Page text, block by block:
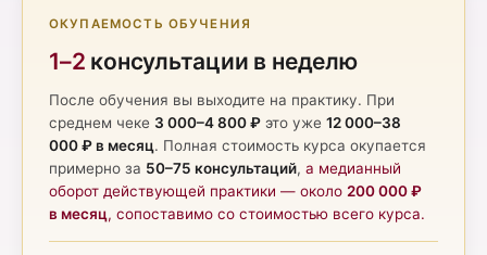
ОКУПАЕМОСТЬ ОБУЧЕНИЯ
1–2 консультации в неделю
После обучения вы выходите на практику. При
среднем чеке 3 000–4 800 ₽ это уже 12 000–38
000 ₽ в месяц. Полная стоимость курса окупается
примерно за 50–75 консультаций, а медианный
оборот действующей практики — около 200 000 ₽
в месяц, сопоставимо со стоимостью всего курса.